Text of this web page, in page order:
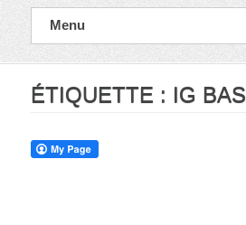
Menu
ÉTIQUETTE : IG BAS